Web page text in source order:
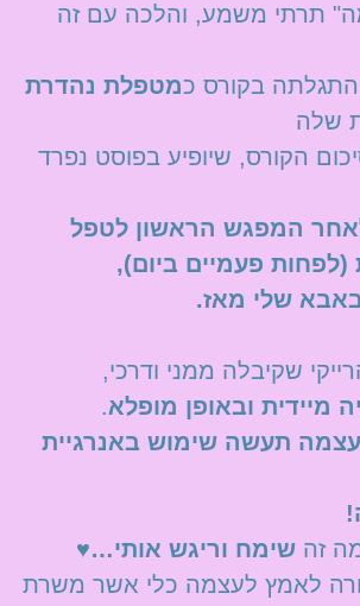
תרתי משמע, והלכה עם זה
בקורס כמטפלת נהדרת
שלה
הקורס, שיופיע בפוסט נפרד
המפגש הראשון לטפל
פעמיים ביום),
שלי מאז.
שקיבלה ממני ודרכי,
מיידית ובאופן מופלא.
תעשה שימוש באנרגיית
זה שימח וריגש אותי…♥
לאמץ לעצמה כלי אשר משרת